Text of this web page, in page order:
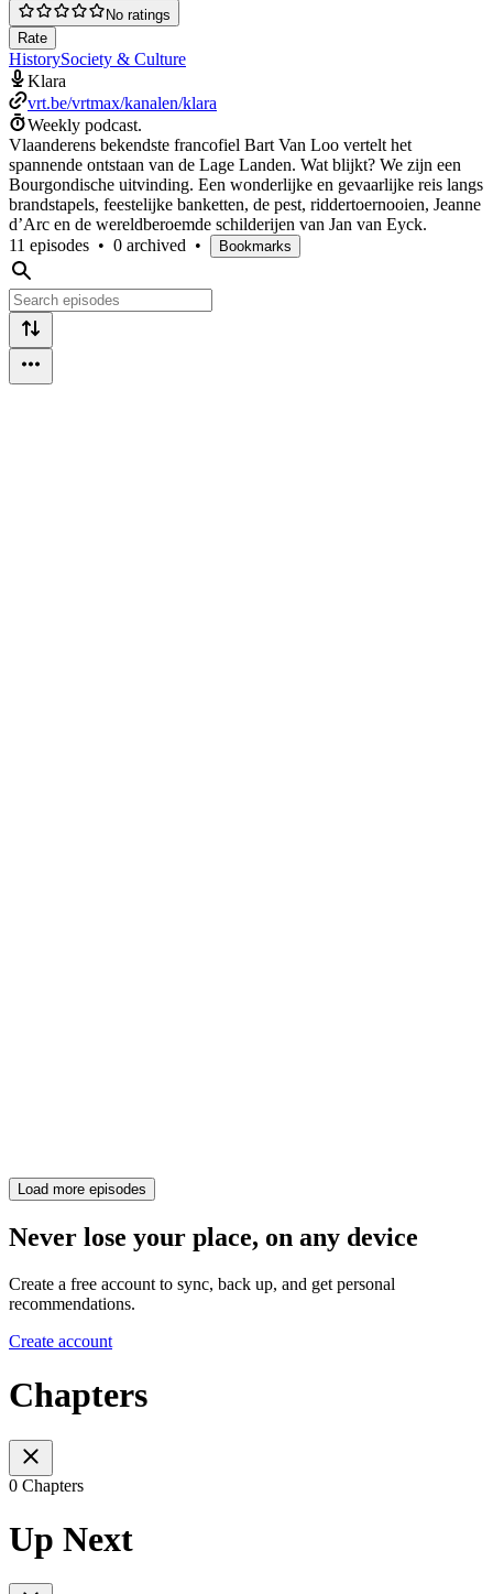
No ratings
Rate
HistorySociety & Culture
Klara
vrt.be/vrtmax/kanalen/klara
Weekly podcast.
Vlaanderens bekendste francofiel Bart Van Loo vertelt het
spannende ontstaan van de Lage Landen. Wat blijkt? We zijn een
Bourgondische uitvinding. Een wonderlijke en gevaarlijke reis langs
brandstapels, feestelijke banketten, de pest, riddertoernooien, Jeanne
d’Arc en de wereldberoemde schilderijen van Jan van Eyck.
11 episodes • 0 archived • Bookmarks
Load more episodes
Never lose your place, on any device
Create a free account to sync, back up, and get personal
recommendations.
Create account
Chapters
0 Chapters
Up Next